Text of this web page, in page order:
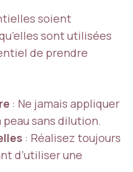
soient
sont utilisées
de prendre
: Ne jamais appliquer
sans dilution.
: Réalisez toujours
d’utiliser une